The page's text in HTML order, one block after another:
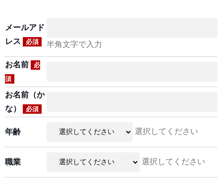
メールアド
レス
必須 半角文字で入力
お名前
必
須
お名前（か
な）
必須
年齢 選択してください
職業 選択してください